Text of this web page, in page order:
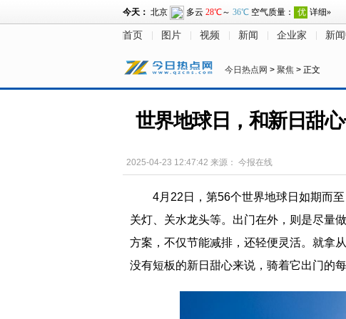
首页 图片 视频 新闻 企业家 新
今日热点网 > 聚焦 > 正文
世界地球日，和新日甜
2025-04-23 12:47:42 来源： 今报在线
4月22日，第56个世界地球日如期而
关灯、关水龙头等。出门在外，则是尽量
方案，不仅节能减排，还轻便灵活。就拿
没有短板的新日甜心来说，骑着它出门的